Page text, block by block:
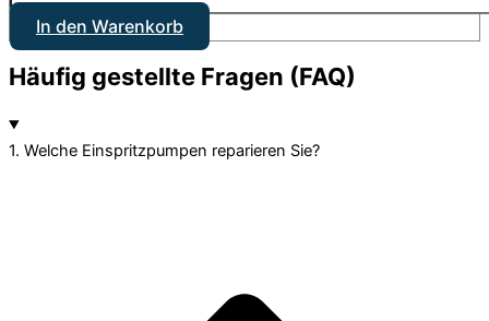
In den Warenkorb
Häufig gestellte Fragen (FAQ)
1. Welche Einspritzpumpen reparieren Sie?